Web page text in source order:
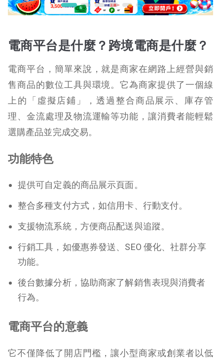
電商平台是什麼？跨境電商是什麼？
電商平台，簡單來說，就是商家在網路上經營與銷
售商品的數位工具與環境。它為商家提供了一個線
上的「虛擬店鋪」，透過整合商品展示、庫存管
理、金流處理及物流運輸等功能，讓消費者能輕鬆
選購產品並完成交易。
功能特色
提供可自定義的商品展示頁面。
整合多種支付方式，如信用卡、行動支付。
支援物流系統，方便商品配送與追蹤。
行銷工具，如優惠券發送、SEO 優化、社群分享
功能。
後台數據分析，協助商家了解銷售表現與消費者
行為。
電商平台的意義
它不僅降低了開店門檻，讓小型商家或創業者以低